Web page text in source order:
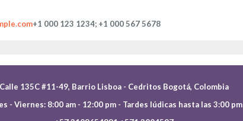
+1 000 123 1234; +1 000 567 5678
Calle 135C #11-49, Barrio Lisboa - Cedritos Bogotá, Colombia
- Viernes: 8:00 am - 12:00 pm - Tardes lúdicas hasta las 3:00 pm